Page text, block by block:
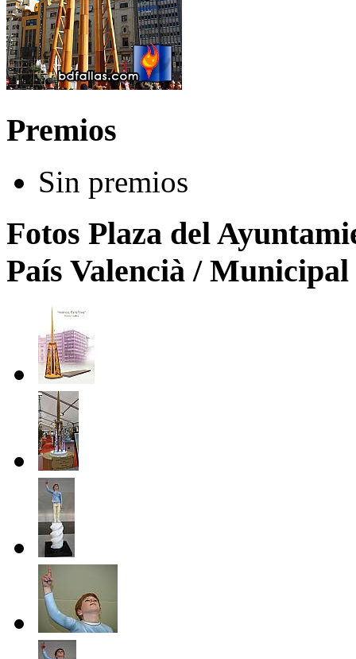
Premios
Sin premios
Fotos Plaza del
País Valencià / Municipal